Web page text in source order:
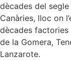
dècades del segle
Canàries, lloc on
dècades factories
de la Gomera,
Lanzarote.